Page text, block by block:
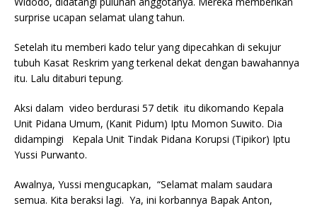
surprise ucapan selamat ulang tahun.
Setelah itu memberi kado telur yang dipecahkan di sekujur
tubuh Kasat Reskrim yang terkenal dekat dengan bawahannya
itu. Lalu ditaburi tepung.
Aksi dalam video berdurasi 57 detik itu dikomando Kepala
Unit Pidana Umum, (Kanit Pidum) Iptu Momon Suwito. Dia
didampingi Kepala Unit Tindak Pidana Korupsi (Tipikor) Iptu
Yussi Purwanto.
Awalnya, Yussi mengucapkan, “Selamat malam saudara
semua. Kita beraksi lagi. Ya, ini korbannya Bapak Anton,